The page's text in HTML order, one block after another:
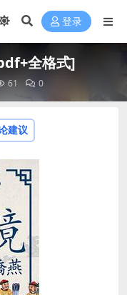
登录
全格式]
61 0
建议